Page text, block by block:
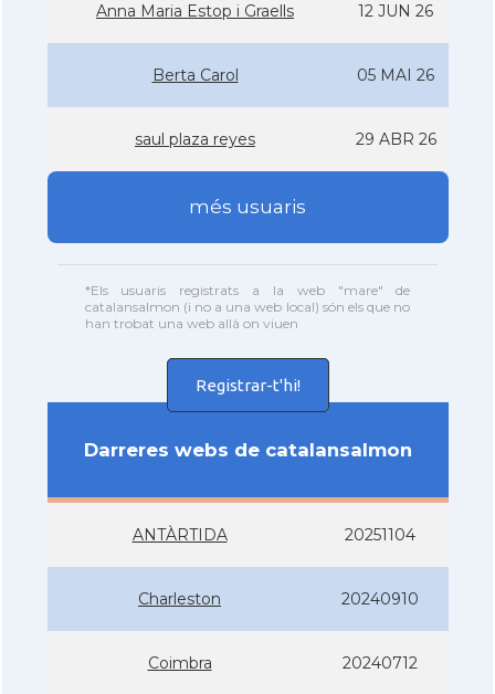
Anna Maria Estop i Graells 12 JUN 26
Berta Carol 05 MAI 26
saul plaza reyes 29 ABR 26
més usuaris
*Els usuaris registrats a la web "mare" de
catalansalmon (i no a una web local) són els que no
han trobat una web allà on viuen
Registrar-t'hi!
Darreres webs de catalansalmon
ANTÀRTIDA 20251104
Charleston 20240910
Coimbra 20240712